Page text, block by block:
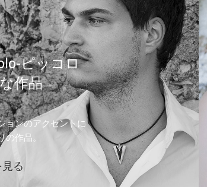
ピッコロ
作品
ョンのアクセントに
の作品。
る